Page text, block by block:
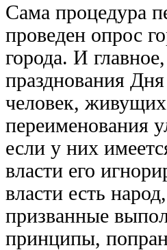
Сама процедура
проведен опрос
города. И
празднования
человек,
переименования
если у них
власти его
власти есть
призванные
принципы,